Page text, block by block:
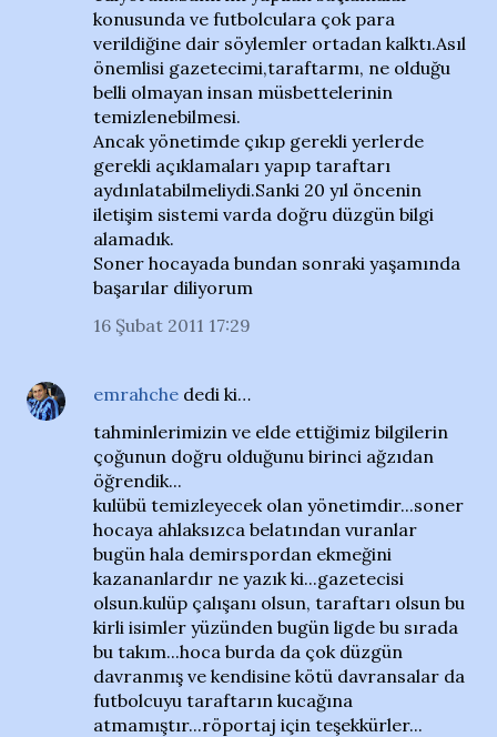
konusunda ve futbolculara çok para
verildiğine dair söylemler ortadan kalktı.Asıl
önemlisi gazetecimi,taraftarmı, ne olduğu
belli olmayan insan müsbettelerinin
temizlenebilmesi.
Ancak yönetimde çıkıp gerekli yerlerde
gerekli açıklamaları yapıp taraftarı
aydınlatabilmeliydi.Sanki 20 yıl öncenin
iletişim sistemi varda doğru düzgün bilgi
alamadık.
Soner hocayada bundan sonraki yaşamında
başarılar diliyorum
16 Şubat 2011 17:29
emrahche dedi ki…
tahminlerimizin ve elde ettiğimiz bilgilerin
çoğunun doğru olduğunu birinci ağzıdan
öğrendik...
kulübü temizleyecek olan yönetimdir...soner
hocaya ahlaksızca belatından vuranlar
bugün hala demirspordan ekmeğini
kazananlardır ne yazık ki...gazetecisi
olsun.kulüp çalışanı olsun, taraftarı olsun bu
kirli isimler yüzünden bugün ligde bu sırada
bu takım...hoca burda da çok düzgün
davranmış ve kendisine kötü davransalar da
futbolcuyu taraftarın kucağına
atmamıştır...röportaj için teşekkürler...